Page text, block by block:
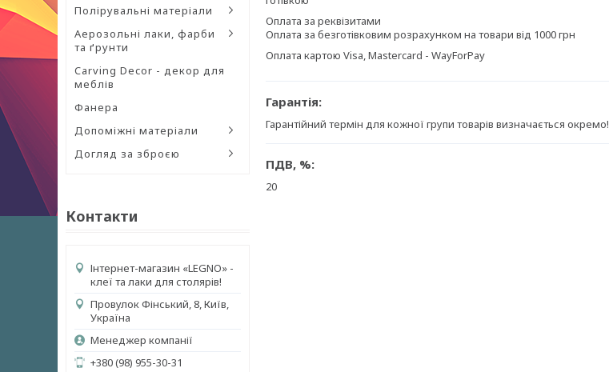
Полірувальні матеріали
Аерозольні лаки, фарби
та ґрунти
Carving Decor - декор для
меблів
Фанера
Допоміжні матеріали
Догляд за зброєю
Контакти
Інтернет-магазин «LEGNO» -
клеї та лаки для столярів!
Провулок Фінський, 8, Київ,
Україна
Менеджер компанії
+380 (98) 955-30-31
Оплата за реквізитами
Оплата за безготівковим розрахунком на товари від 1000 грн
Оплата картою Visa, Mastercard - WayForPay
Гарантія:
Гарантійний термін для кожної групи товарів визначається окремо!
ПДВ, %:
20